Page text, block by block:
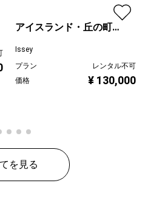
アイスランド・丘の町並
Issey
プラン
レンタル不可
価格
¥ 130,000
を見る